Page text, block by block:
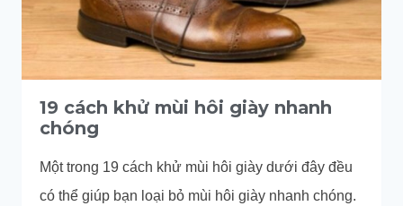
19 cách khử mùi hôi giày nhanh
chóng
Một trong 19 cách khử mùi hôi giày dưới đây đều
có thể giúp bạn loại bỏ mùi hôi giày nhanh chóng.